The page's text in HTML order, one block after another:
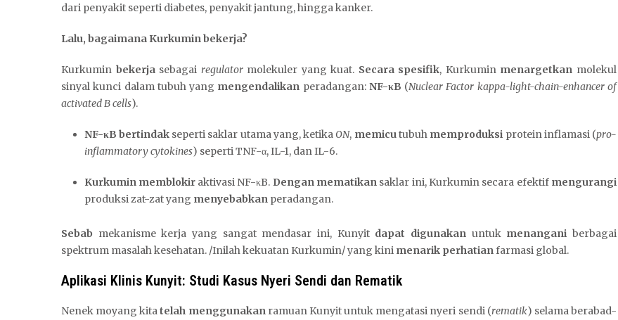
dari penyakit seperti diabetes, penyakit jantung, hingga kanker.
Lalu, bagaimana Kurkumin bekerja?
Kurkumin bekerjasebagai regulatormolekuler yang kuat. Secara spesifik, Kurkumin menargetkan molekul
sinyal kunci dalam tubuh yang mengendalikan peradangan: NF-κB (Nuclear Factor kappa-light-chain-enhancer of
activated B cells).
NF-κB bertindakseperti saklar utama yang, ketikaON, memicutubuh memproduksi protein inflamasi (pro-
inflammatory cytokines) seperti TNF-α, IL-1, dan IL-6.
Kurkumin memblokiraktivasi NF-κB. Dengan mematikan saklar ini, Kurkumin secara efektif mengurangi
produksi zat-zat yang menyebabkanperadangan.
Sebab mekanisme kerja yang sangat mendasar ini, Kunyit dapat digunakan untuk menangani berbagai
spektrum masalah kesehatan. /Inilah kekuatan Kurkumin/ yang kini menarik perhatianfarmasi global.
Aplikasi Klinis Kunyit: Studi Kasus Nyeri Sendi dan Rematik
Nenek moyang kitatelah menggunakanramuan Kunyit untuk mengatasi nyeri sendi (rematik) selama berabad-